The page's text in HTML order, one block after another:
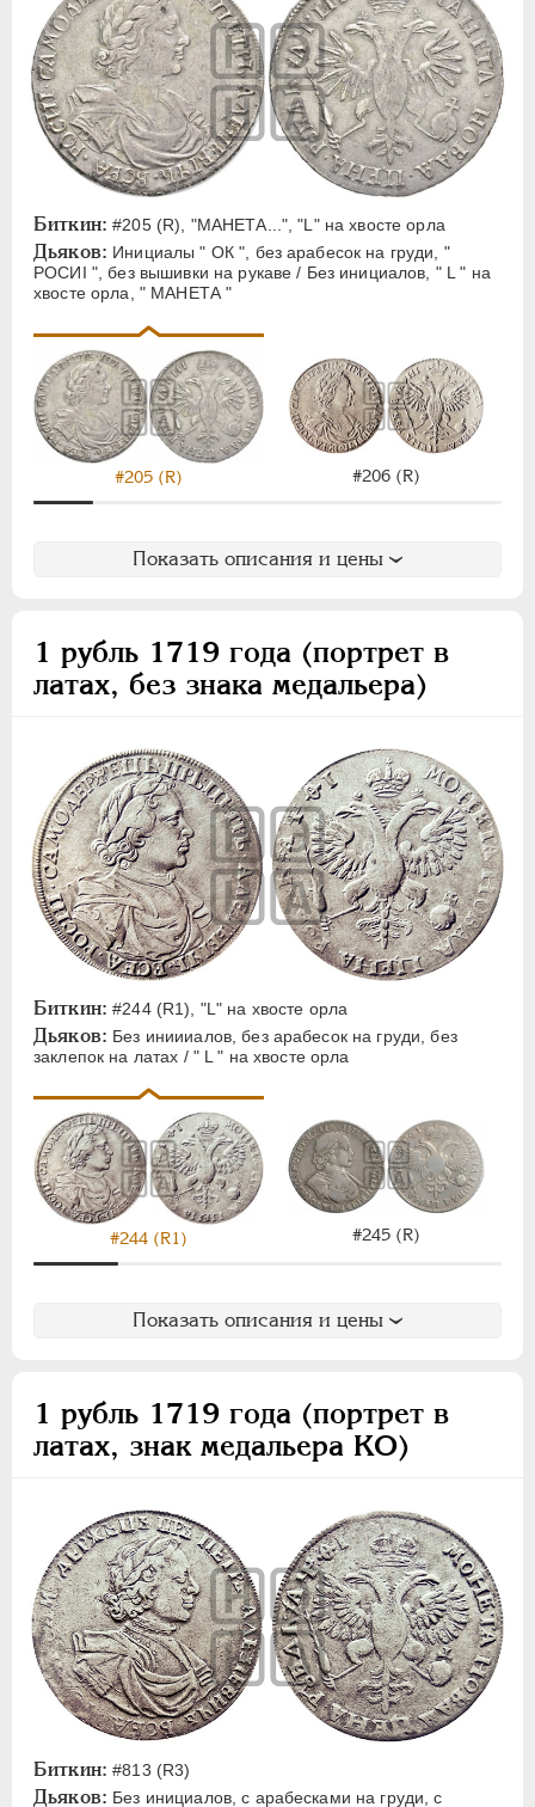
Биткин: #205 (R), "МАНЕТА...", "L" на хвосте орла
Дьяков: Инициалы " ОК ", без арабесок на груди, "
РОСИI ", без вышивки на рукаве / Без инициалов, " L " на
хвосте орла, " МАНЕТА "
#205 (R) #206 (R)
Показать описания и цены
1 рубль 1719 года (портрет в
латах, без знака медальера)
Биткин: #244 (R1), "L" на хвосте орла
Дьяков: Без иниииалов, без арабесок на груди, без
заклепок на латах / " L " на хвосте орла
#244 (R1) #245 (R)
Показать описания и цены
1 рубль 1719 года (портрет в
латах, знак медальера КО)
Биткин: #813 (R3)
Дьяков: Без инициалов, с арабесками на груди, с